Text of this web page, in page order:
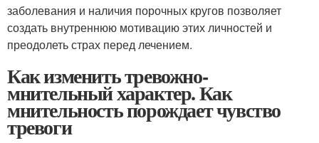
заболевания и наличия порочных кругов позволяет
создать внутреннюю мотивацию этих личностей и
преодолеть страх перед лечением.
Как изменить тревожно-
мнительный характер. Как
мнительность порождает чувство
тревоги